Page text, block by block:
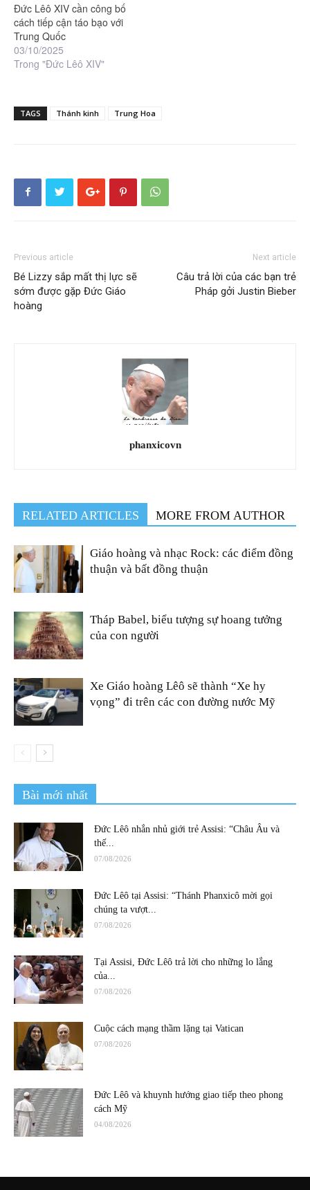
Đức Lêô XIV cần công bố
cách tiếp cận táo bạo với
Trung Quốc
03/10/2025
Trong "Đức Lêô XIV"
TAGS Thánh kinh Trung Hoa
Previous article
Bé Lizzy sắp mất thị lực sẽ
sớm được gặp Đức Giáo
hoàng
Next article
Câu trả lời của các bạn trẻ
Pháp gởi Justin Bieber
phanxicovn
RELATED ARTICLES MORE FROM AUTHOR
Giáo hoàng và nhạc Rock: các điểm đồng
thuận và bất đồng thuận
Tháp Babel, biểu tượng sự hoang tưởng
của con người
Xe Giáo hoàng Lêô sẽ thành “Xe hy
vọng” đi trên các con đường nước Mỹ
Bài mới nhất
Đức Lêô nhắn nhủ giới trẻ Assisi: “Châu Âu và
thế...
07/08/2026
Đức Lêô tại Assisi: “Thánh Phanxicô mời gọi
chúng ta vượt...
07/08/2026
Tại Assisi, Đức Lêô trả lời cho những lo lắng
của...
07/08/2026
Cuộc cách mạng thầm lặng tại Vatican
07/08/2026
Đức Lêô và khuynh hướng giao tiếp theo phong
cách Mỹ
04/08/2026